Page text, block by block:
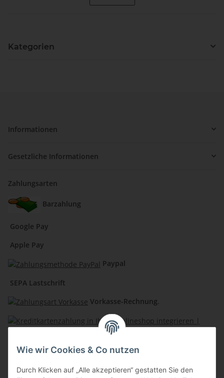
Wie wir Cookies & Co nutzen
Durch Klicken auf „Alle akzeptieren“ gestatten Sie den
Kategorien
Informationen
Gesetzliche Informationen
Zahlungsarten
Barzahlung
Google Pay
Apple Pay
Paypal
SEPA Lastschrift
Vorkasse-Rechnung